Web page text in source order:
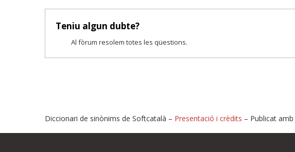
Teniu algun dubte?
Al fòrum resolem totes les qüestions.
Diccionari de sinònims de Softcatalà – Presentació i crèdits – Publicat amb